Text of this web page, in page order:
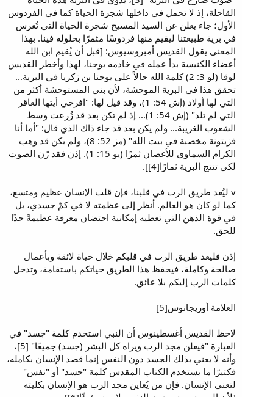
القاحلة، إذ لا تحمل في داخلها شجرة الحياة كما في الفردوس
الأول؛ جاء يعلن عن السيد المسيح شجرة الحياة التي تُغرس
في برية طبيعتنا ليقيم منها فردوسًا مثمرًا بحلوله فينا. بهذا
المعنى يقول القديس أمبروسيوس: [قبل أن يُقيم ابن الله
أعضاء الكنيسة بدأ عمله في خادمه يوحنا، لهذا وأخطر القديس
لوقا (لو 3: 2) كلمة الله حالاً على يوحنا بن زكريا في البرية...
تحقق هذا في البرية الموحشة، لأن بني المستوحشة أكثر من
التي لها أولاد (إش 54: 1)، وقد قيل لها: "افرحي أيتها العاقر
التي لم تلد" (إش 54: 1)... إذ لم تكن بعد قد زُرعت وسط
الشعوب الغريبة... ولم يكن بعد قد جاء ذاك الذي قال: "أما أنا
فزيتونة مخصبة في بيت الله" (مز 52: 8)، ولم يكن قد وهب
الكرام السماوي للأغصان ثمرًا (يو 15: 1). إذن فقد رّن الصوت
لكي تنتج البرية ثمارًا[4]].
v ليُعد طريق الرب في قلبنا، فإن قلب الإنسان عظيم ومتسع،
كما لو كان هو العالم. أنظر إلى عظمته لا في كمّ جسدي، بل
في قوة الذهن التي تعطيه إمكانية احتضان معرفة عظيمةً جدًا
للحق.
إذن فليعد طريق الرب في قلبكم خلال حياة لائقة وبأعمال
صالحة وكاملة، فيحفظ هذا الطريق حياتكم باستقامة، وتدخل
كلمات الرب إليكم بلا عائق.
العلامة أوريجانوس[5]
لاحظ القديس أغسطينوس أن النبي استخدم كلمة "جسد" في
العبارة "فيعلن مجد الرب ويراه كل البشر (جسد) جميعًا" [5]،
وأنه لا يعني بذلك الجسد دون النفس إنما قصد الإنسان بكامله،
فكثيرًا ما يستخدم الكتاب المقدس كلمة "جسد" أو "نفس"
لتعني الإنسان. فإن من يُعاين مجد الرب هو الإنسان بكليته